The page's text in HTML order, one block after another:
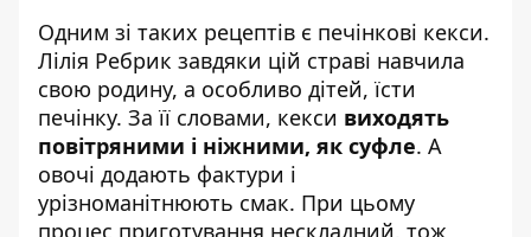
Одним зі таких рецептів є печінкові кекси.
Лілія Ребрик завдяки цій страві навчила
свою родину, а особливо дітей, їсти
печінку. За її словами, кекси виходять
повітряними і ніжними, як суфле. А
овочі додають фактури і
урізноманітнюють смак. При цьому
процес приготування нескладний, тож